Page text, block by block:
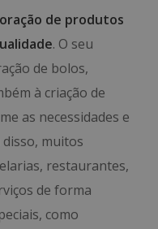
de produtos
. O seu
de bolos,
à criação de
as necessidades e
muitos
restaurantes,
de forma
como